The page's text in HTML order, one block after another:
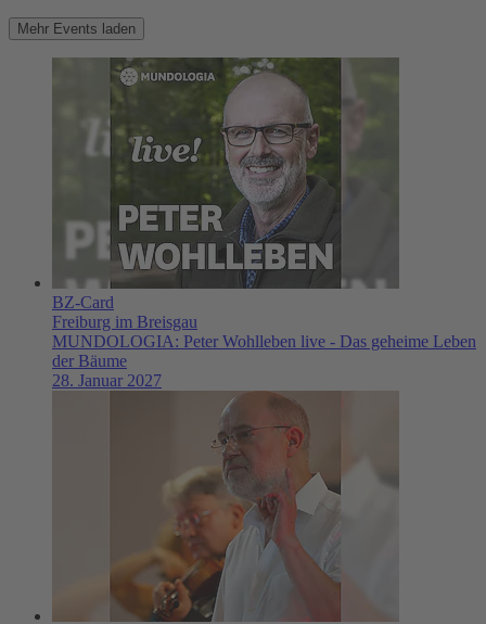
Mehr Events laden
BZ-Card
Freiburg im Breisgau
MUNDOLOGIA: Peter Wohlleben live - Das geheime Leben
der Bäume
28. Januar 2027